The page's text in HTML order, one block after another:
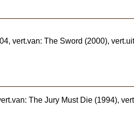
vert.van: The Sword (2000),
The Jury Must Die (1994),